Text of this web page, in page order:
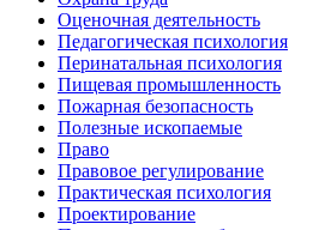
Оценочная деятельность
Педагогическая психология
Перинатальная психология
Пищевая промышленность
Пожарная безопасность
Полезные ископаемые
Право
Правовое регулирование
Практическая психология
Проектирование